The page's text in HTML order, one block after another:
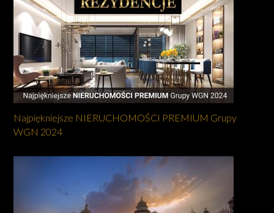
Najpiękniejsze NIERUCHOMOŚCI PREMIUM Grupy
WGN 2024